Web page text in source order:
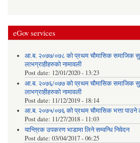
eGov services
आ.ब. २०७७/०७८ को प्रथम चौमासिक समाजिक
लाभग्राहीहरुको नामावली
Post date: 12/01/2020 - 13:23
आ.ब. २०७६/०७७ को प्रथम चौमासिक समाजिक
लाभग्राहीहरुको नामावली
Post date: 11/12/2019 - 18:14
आ.ब. २०७५/०७६ को प्रथम चौमासिक भत्ता पाउने
Post date: 11/27/2018 - 11:03
यान्त्रिक उपकरण भाडामा लिने सम्वन्धि निवेदन
Post date: 03/04/2017 - 06:25